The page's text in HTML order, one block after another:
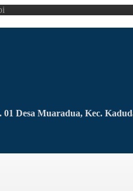
Desa Muaradua, Kec.